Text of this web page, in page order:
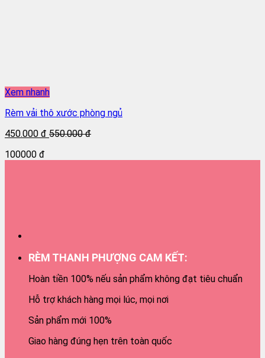
Xem nhanh
Rèm vải thô xước phòng ngủ
450.000 đ 550.000 đ
100000 đ
RÈM THANH PHƯỢNG CAM KẾT:
Hoàn tiền 100% nếu sản phẩm không đạt tiêu chuẩn
Hỗ trợ khách hàng mọi lúc, mọi nơi
Sản phẩm mới 100%
Giao hàng đúng hẹn trên toàn quốc